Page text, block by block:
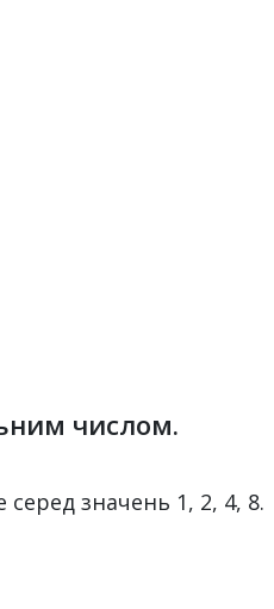
числом.
значень 1, 2, 4, 8.